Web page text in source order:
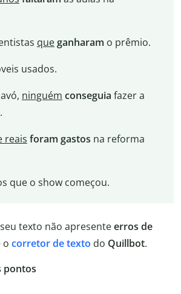
queganharam o prêmio.
usados.
ninguém conseguia fazer a
reais foram gastos na reforma
que o show começou.
texto não apresenteerros de
o corretorde texto do Quillbot.
pontos